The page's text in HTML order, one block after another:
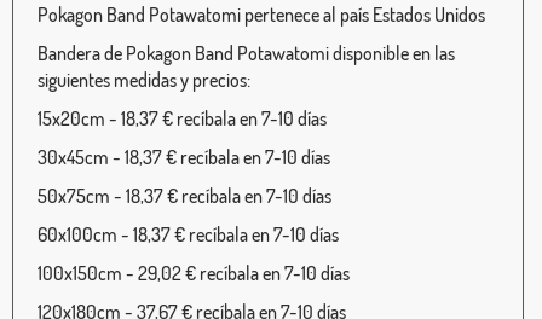
Pokagon Band Potawatomi pertenece al país Estados Unidos
Bandera de Pokagon Band Potawatomi disponible en las
siguientes medidas y precios:
15x20cm - 18,37 € recíbala en 7-10 días
30x45cm - 18,37 € recíbala en 7-10 días
50x75cm - 18,37 € recíbala en 7-10 días
60x100cm - 18,37 € recíbala en 7-10 días
100x150cm - 29,02 € recíbala en 7-10 días
120x180cm - 37,67 € recíbala en 7-10 días